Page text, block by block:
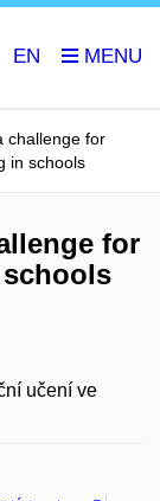
EN
challenge for
in schools
for
učení ve